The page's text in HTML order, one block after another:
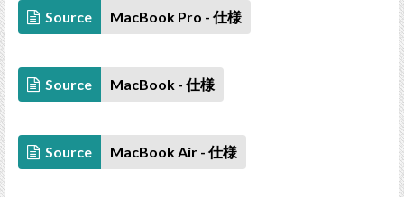
Source MacBook Pro - 仕様
Source MacBook - 仕様
Source MacBook Air - 仕様